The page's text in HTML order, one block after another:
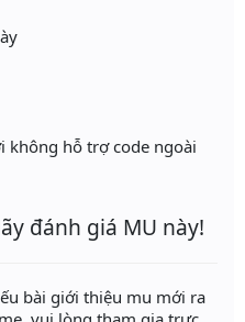
không hỗ trợ code ngoài
đánh giá MU này!
bài giới thiệu mu mới ra